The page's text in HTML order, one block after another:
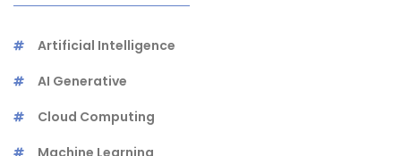
Artificial Intelligence
AI Generative
Cloud Computing